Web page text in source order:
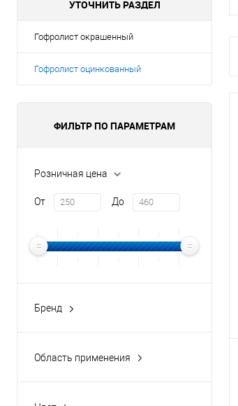
УТОЧНИТЬ РАЗДЕЛ
Гофролист окрашенный
Гофролист оцинкованный
ФИЛЬТР ПО ПАРАМЕТРАМ
Розничная цена
От До
Бренд
Область применения